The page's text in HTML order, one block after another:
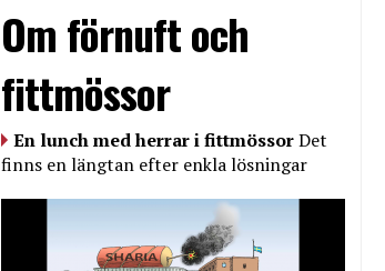
Om förnuft och
fittmössor
En lunch med herrar i fittmössorDet
finns en längtan efter enkla lösningar